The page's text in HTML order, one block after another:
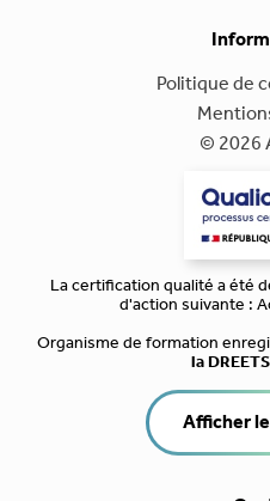
Politique de
© 2026
La certification qualité a été
d'action suivante :
Organisme de formation
la DREETS
Afficher